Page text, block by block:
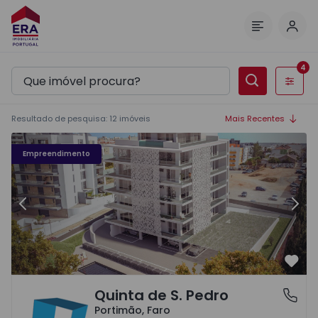
Filtros
4
Resultado de pesquisa: 12 imóveis Mais Recentes
Empreendimento
Quinta de S. Pedro - 3
Anterior
Portimão, FaroQuinta de S. Pedro
Portimão, Faro